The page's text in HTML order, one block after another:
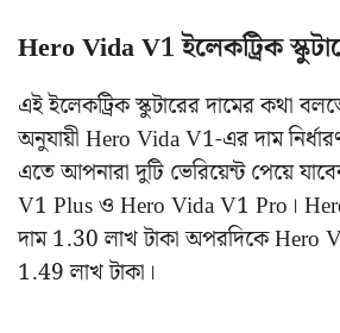
Hero Vida V1 ইলেকট্রিক
এই ইলেকট্রিক স্কুটারের দামের কথা
অনুযায়ী Hero Vida V1-এর দাম
এতে আপনারা দুটি ভেরিয়েন্ট পেয়ে
V1 Plus ও Hero Vida V1 Pro।
দাম 1.30 লাখ টাকা অপরদিকে Hero
1.49 লাখ টাকা।